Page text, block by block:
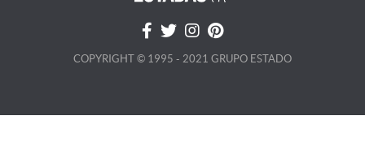
COPYRIGHT © 1995 - 2021 GRUPO ESTADO